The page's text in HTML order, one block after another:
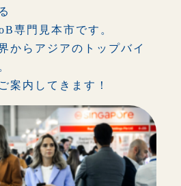
専門見本市です。
からアジアのトップバイ
案内してきます！